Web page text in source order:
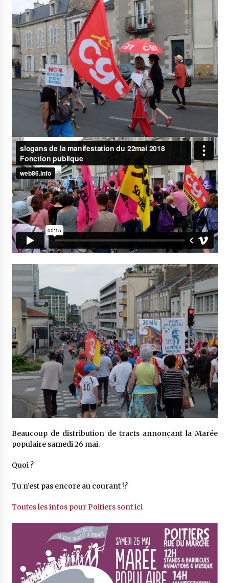
Beaucoup de distribution de tracts annonçant la Marée
populaire samedi 26 mai.
Quoi ?
Tu n’est pas encore au courant !?
Toutes les infos pour Poitiers sont ici